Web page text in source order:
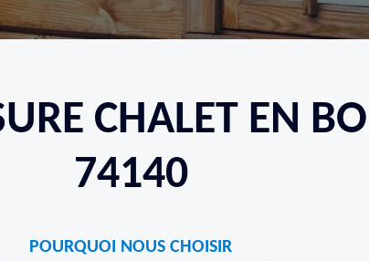
CHALET EN
74140
POURQUOI NOUS CHOISIR